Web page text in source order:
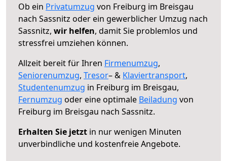
Ob ein Privatumzug von Freiburg im Breisgau
nach Sassnitz oder ein gewerblicher Umzug nach
Sassnitz, wir helfen, damit Sie problemlos und
stressfrei umziehen können.
Allzeit bereit für Ihren Firmenumzug,
Seniorenumzug, Tresor– & Klaviertransport,
Studentenumzug in Freiburg im Breisgau,
Fernumzug oder eine optimale Beiladung von
Freiburg im Breisgau nach Sassnitz.
Erhalten Sie jetzt in nur wenigen Minuten
unverbindliche und kostenfreie Angebote.